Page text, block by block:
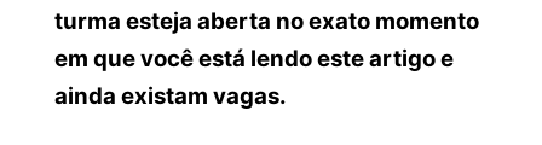
turma esteja aberta no exato momento
em que você está lendo este artigo e
ainda existam vagas.